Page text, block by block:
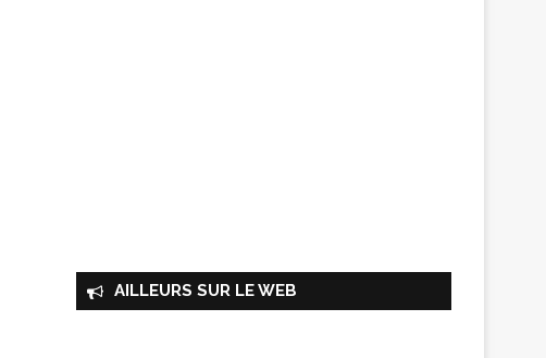
AILLEURS SUR LE WEB